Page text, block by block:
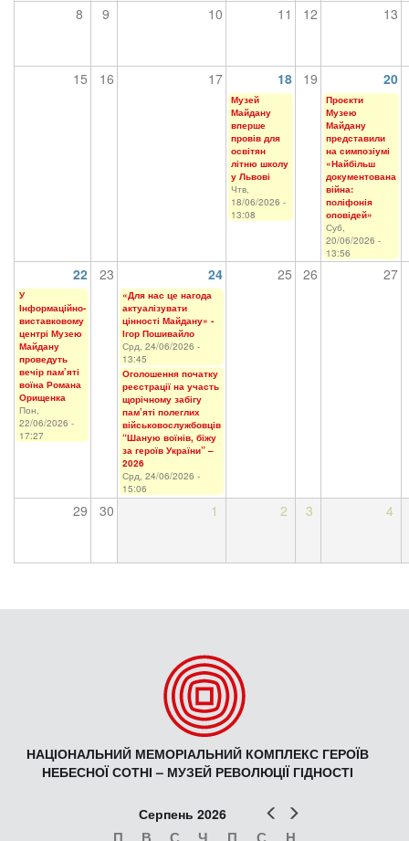
8 9 10 11 12 13
15 16 17 18 19 20
Музей
Майдану
вперше
провів для
освітян
літню школу
у Львові
Чтв,
18/06/2026 -
13:08
Проєкти
Музею
Майдану
представили
на симпозіумі
«Найбільш
документована
війна:
поліфонія
оповідей»
Суб,
20/06/2026 -
13:56
22 23 24 25 26 27
У
Інформаційно-
виставковому
центрі Музею
Майдану
проведуть
вечір пам’яті
воїна Романа
Орищенка
Пон,
22/06/2026 -
17:27
«Для нас це нагода
актуалізувати
цінності Майдану» -
Ігор Пошивайло
Срд, 24/06/2026 -
13:45
Оголошення початку
реєстрації на участь
щорічному забігу
пам’яті полеглих
військовослужбовців
“Шаную воїнів, біжу
за героїв України” –
2026
Срд, 24/06/2026 -
15:06
29 30 1 2 3 4
НАЦІОНАЛЬНИЙ МЕМОРІАЛЬНИЙ КОМПЛЕКС ГЕРОЇВ
НЕБЕСНОЇ СОТНІ – МУЗЕЙ РЕВОЛЮЦІЇ ГІДНОСТІ
Попер
Серпень 2026